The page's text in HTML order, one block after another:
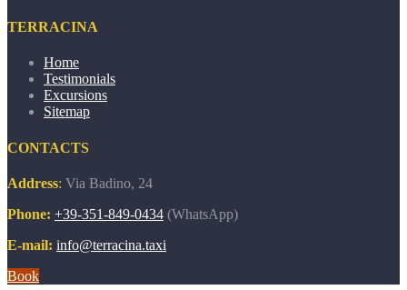
TERRACINA
Home
Testimonials
Excursions
Sitemap
CONTACTS
Address: Via Badino, 24
Phone: +39-351-849-0434 (WhatsApp)
E-mail: info@terracina.taxi
Book